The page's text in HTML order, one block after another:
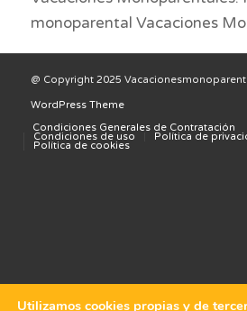
monoparental Vacaciones
@ Copyright 2025
WordPress Theme
Condiciones Generales de Contratación
Condiciones de uso Política de
Política de cookies
Utilizamos cookies propias y de